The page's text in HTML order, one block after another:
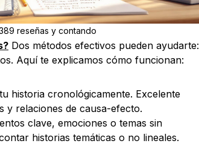
reseñas y contando
Dos métodos efectivos pueden ayudarte:
Aquí te explicamos cómo funcionan:
historia cronológicamente. Excelente
y relaciones de causa-efecto.
clave, emociones o temas sin
historias temáticas o no lineales.